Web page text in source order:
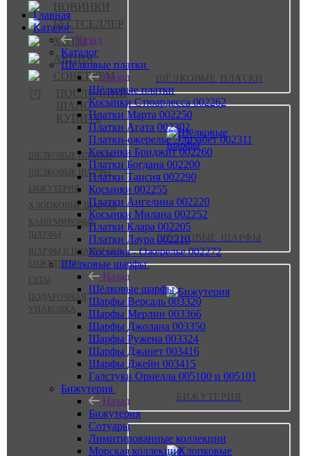
НОВИНКИ
БЕСТСЕЛЛЕР
ХИТЫ
АКЦИЯ
СОВЕТУЕМ
ПОСЛЕДНИЙ
ШАНС
КУПИТЬ
ШЁЛКОВЫЕ ПЛАТКИ
ШЁЛКОВЫЕ ШАРФЫ
БИЖУТЕРИЯ
ХЛОПКОВЫЕ ШАРФЫ
КАШЕМИРОВЫЕ
ШАРФЫ
ШАРФЫ И ПЛАТКИ БЕЗ
БИЖУТЕРИИ
СЕТЫ
ПОДАРОЧНАЯ
УПАКОВКА
ШЁЛКОВЫЕ ПЛАТКИ
ШЁЛКОВЫЕ ШАРФЫ
БИЖУТЕРИЯ
Главная
Каталог
Назад
Каталог
Шёлковые платки
Назад
Шёлковые платки
Косынки Стюардесса 002262
Платки Марта 002250
Платки Агата 002302
Платки-ожерелье Элизабет 002311
Косынки Бриджит 002260
Платки Богдана 002200
Платки Таисия 002290
Косынки 002255
Платки Ангелина 002220
Косынки Милана 002252
Платки Клара 002205
Платки Лаура 002210
Косынка - Ожерелье 002272
Шёлковые шарфы
Назад
Шёлковые шарфы
Шарфы Версаль 003320
Шарфы Мерлин 003366
Шарфы Джолана 003350
Шарфы Ружена 003324
Шарфы Джанет 003416
Шарфы Джейн 003415
Галстуки Орнелла 005100 и 005101
Бижутерия
Назад
Бижутерия
Сотуары
Лимитированные коллекции
Морская коллекция